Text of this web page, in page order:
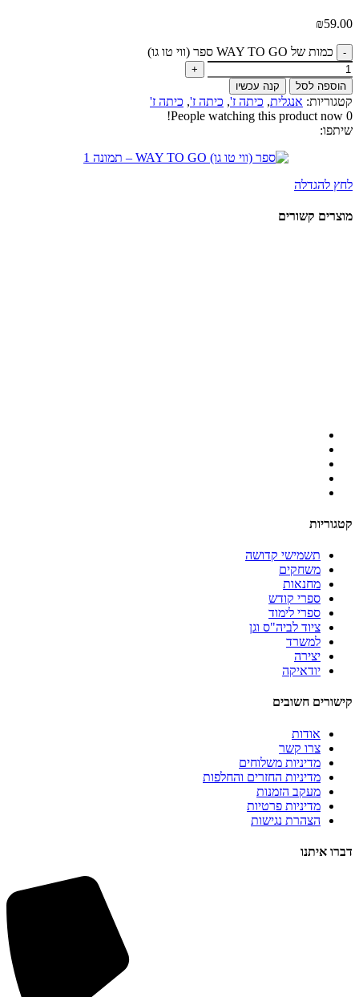
₪59.00
כמות של WAY TO GO ספר (ווי טו גו)
הוספה לסל קנה עכשיו
קטגוריות: אנגלית, כיתה ז', כיתה ז', כיתה ז'
0
People watching this product now!
שיתפו:
לחץ להגדלה
מוצרים קשורים
קטגוריות
תשמישי קדושה
משחקים
מחנאות
ספרי קודש
ספרי לימוד
ציוד לביה"ס וגן
למשרד
יצירה
יודאיקה
קישורים חשובים
אודות
צרו קשר
מדיניות משלוחים
מדיניות החזרים והחלפות
מעקב הזמנות
מדיניות פרטיות
הצהרת נגישות
דברו איתנו